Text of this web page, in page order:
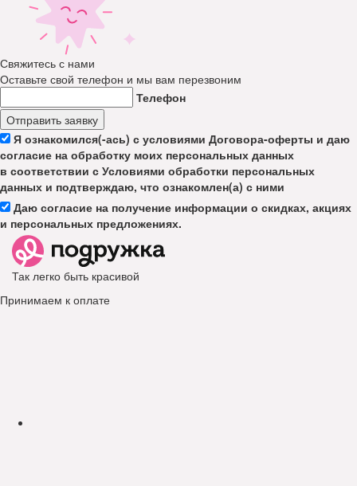
Свяжитесь с нами
Оставьте свой телефон и мы вам перезвоним
Телефон
Отправить заявку
Я ознакомился(-ась) с условиями Договора-оферты и даю
согласие на обработку моих персональных данных
в соответствии с Условиями обработки персональных
данных и подтверждаю, что ознакомлен(а) с ними
Даю согласие на получение информации о скидках, акциях
и персональных предложениях.
Так легко быть красивой
Принимаем к оплате